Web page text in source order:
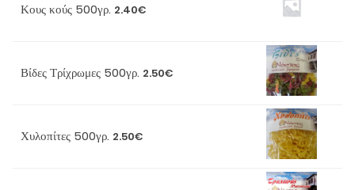
Κους κούς 500γρ. 2.40€
Βίδες Τρίχρωμες 500γρ. 2.50€
Χυλοπίτες 500γρ. 2.50€